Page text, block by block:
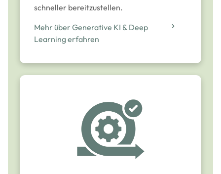
schneller bereitzustellen.
Mehr über Generative KI & Deep
Learning erfahren